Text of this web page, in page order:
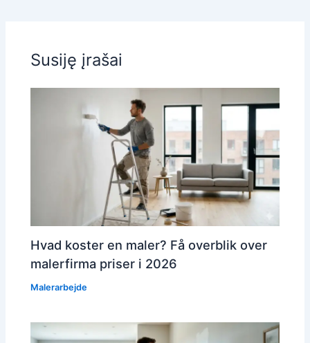
Susiję įrašai
Hvad koster en maler? Få overblik over
malerfirma priser i 2026
Malerarbejde